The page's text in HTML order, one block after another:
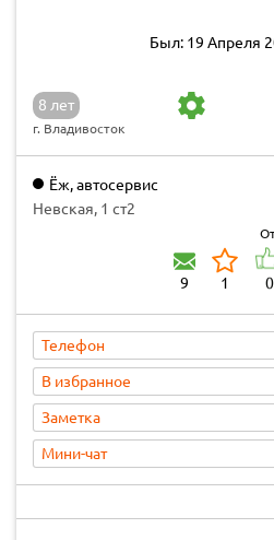
Был: 19 Апреля
8 лет
г. Владивосток
Ёж, автосервис
Невская, 1 ст2
9 1 0
Телефон
В избранное
Заметка
Мини-чат